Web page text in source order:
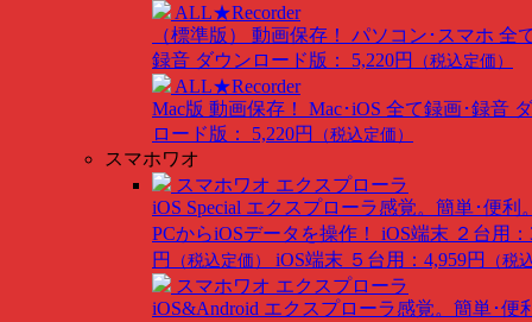
ALL★Recorder
（標準版） 動画保存！ パソコン･スマホ 全
録音 ダウンロード版： 5,220円 （税込定価）
ALL★Recorder
Mac版 動画保存！ Mac･iOS 全て録画･録音
ロード版： 5,220円
（税込定価）
スマホワオ
スマホワオ エクスプローラ
iOS Special エクスプローラ感覚。簡単･便利
PCからiOSデータを操作！ iOS端末 ２台用：
円
（税込定価） iOS端末 ５台用：4,959円 （税
スマホワオ エクスプローラ
iOS&Android エクスプローラ感覚。簡単･便